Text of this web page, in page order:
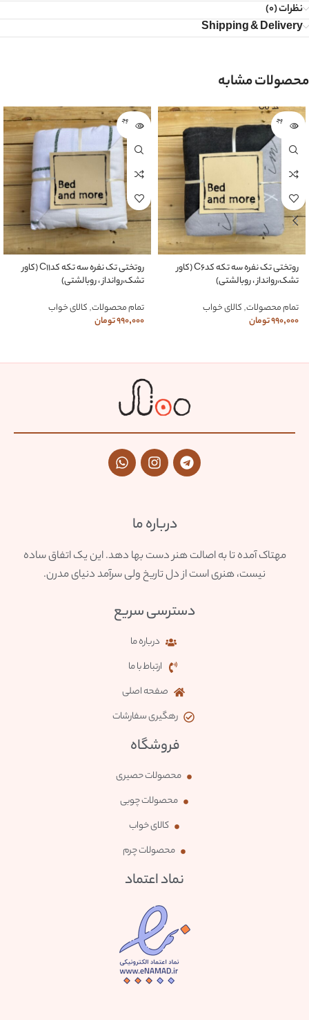
نظرات (0)
Shipping & Delivery
محصولات مشابه
اتمام موج
ودی
روتختی تک نفره سه تکه کدC6 (کاور
تشک،روانداز ، روبالشتی)
تمام محصولات,کالای خواب
990,000تومان
اتمام موج
ودی
روتختی تک نفره سه تکه کدC11 (کاور
تشک،روانداز ، روبالشتی)
تمام محصولات,کالای خواب
990,000تومان
درباره ما
مهتاک آمده تا به اصالت هنر دست بها دهد. این یک اتفاق ساده
نیست، هنری است از دل تاریخ ولی سرآمد دنیای مدرن.
دسترسی سریع
درباره ما
ارتباط با ما
صفحه اصلی
رهگیری سفارشات
فروشگاه
محصولات حصیری
محصولات چوبی
کالای خواب
محصولات چرم
نماد اعتماد